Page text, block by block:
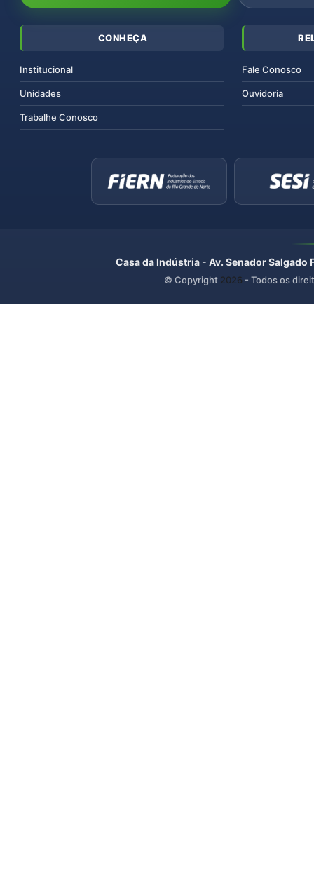
CONHEÇA
Institucional
Unidades
Trabalhe Conosco
Fale Conosco
Ouvidoria
Casa da Indústria - Av. Senador
© Copyright 2026 - Todos os